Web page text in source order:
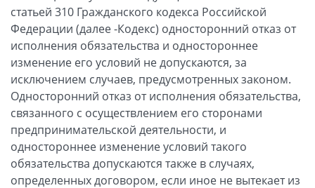
статьей 310 Гражданского кодекса Российской
Федерации (далее -Кодекс) односторонний отказ от
исполнения обязательства и одностороннее
изменение его условий не допускаются, за
исключением случаев, предусмотренных законом.
Односторонний отказ от исполнения обязательства,
связанного с осуществлением его сторонами
предпринимательской деятельности, и
одностороннее изменение условий такого
обязательства допускаются также в случаях,
определенных договором, если иное не вытекает из